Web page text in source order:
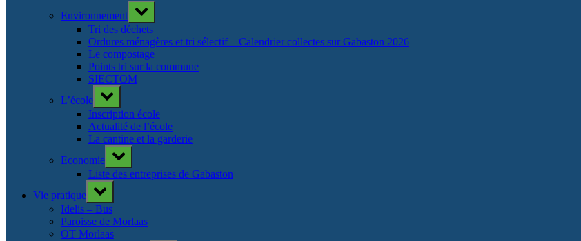
Environnement
Toggle
sub-
menu
Tri des déchets
Ordures ménagères et tri sélectif – Calendrier collectes sur Gabaston 2026
Le compostage
Points tri sur la commune
SIECTOM
L’école
Toggle
sub-
menu
Inscription école
Actualité de l’école
La cantine et la garderie
Economie
Toggle
sub-
menu
Liste des entreprises de Gabaston
Vie pratique
Toggle
sub-
menu
Idelis – Bus
Paroisse de Morlaas
OT Morlaas